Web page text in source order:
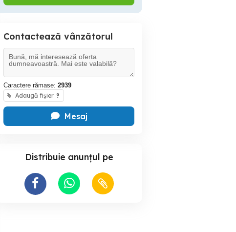
Contactează vânzătorul
Caractere rămase: 2939
Adaugă fișier ?
Mesaj
Distribuie anunțul pe